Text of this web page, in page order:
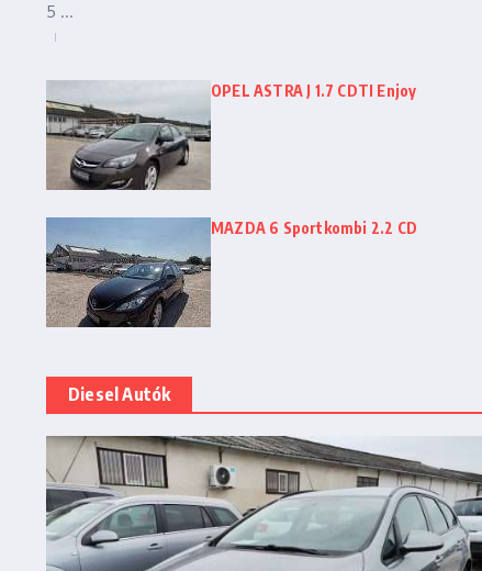
5 ...
OPEL ASTRA J 1.7 CDTI Enjoy
MAZDA 6 Sportkombi 2.2 CD
Diesel Autók